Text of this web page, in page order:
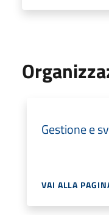
Gestione e
VAI ALLA